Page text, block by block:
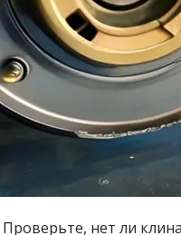
Проверьте, нет ли